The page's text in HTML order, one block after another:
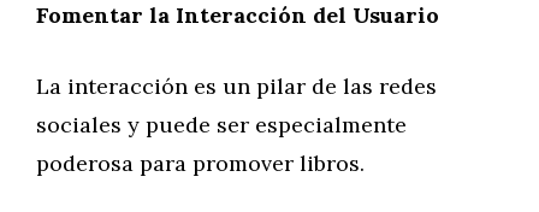
Fomentar la Interacción del Usuario
La interacción es un pilar de las redes
sociales y puede ser especialmente
poderosa para promover libros.